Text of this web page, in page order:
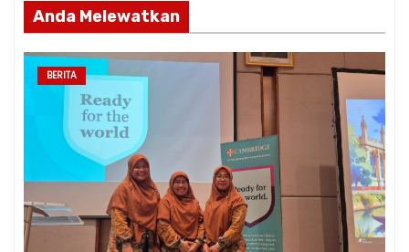
Anda Melewatkan
BERITA